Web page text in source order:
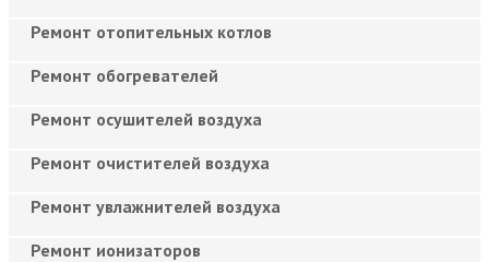
Ремонт отопительных котлов
Ремонт обогревателей
Ремонт осушителей воздуха
Ремонт очистителей воздуха
Ремонт увлажнителей воздуха
Ремонт ионизаторов